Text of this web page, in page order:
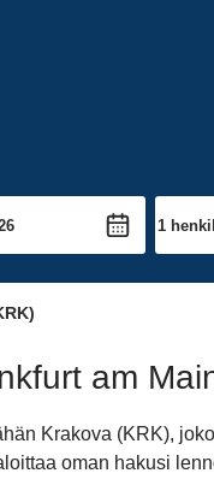
am
Krakova (KRK),
oman hakusi